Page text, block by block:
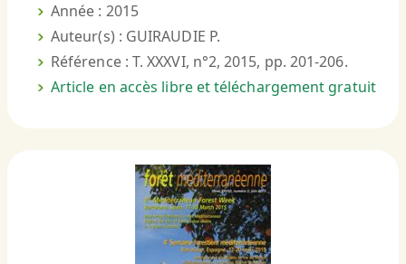
Année : 2015
Auteur(s) : GUIRAUDIE P.
Référence : T. XXXVI, n°2, 2015, pp. 201-206.
Article en accès libre et téléchargement gratuit